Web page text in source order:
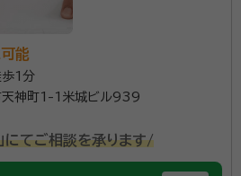
能
歩1分
天神町1-1米城ビル939
にてご相談を承ります/